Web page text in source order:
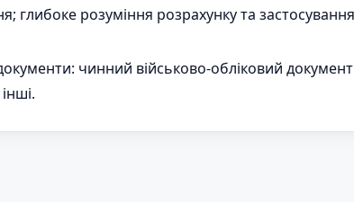
глибоке розуміння розрахунку та застосування
чинний військово-обліковий документ